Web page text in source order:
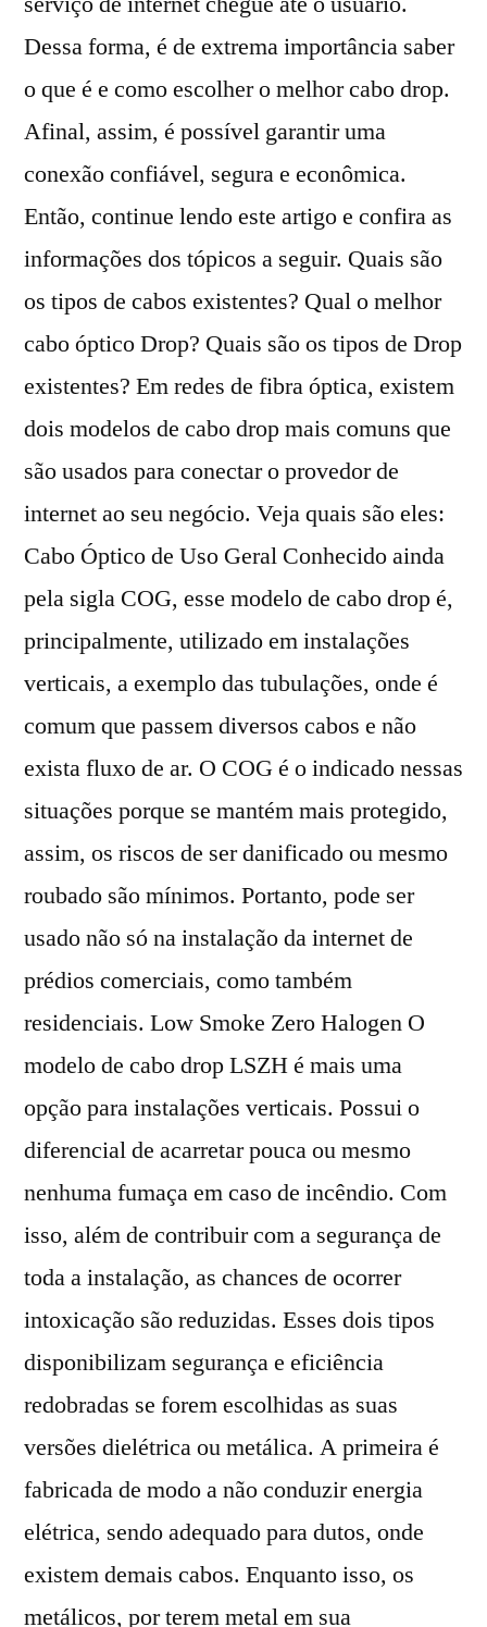
Dessa forma, é de extrema importância saber
o que é e como escolher o melhor cabo drop.
Afinal, assim, é possível garantir uma
conexão confiável, segura e econômica.
Então, continue lendo este artigo e confira as
informações dos tópicos a seguir. Quais são
os tipos de cabos existentes? Qual o melhor
cabo óptico Drop? Quais são os tipos de Drop
existentes? Em redes de fibra óptica, existem
dois modelos de cabo drop mais comuns que
são usados para conectar o provedor de
internet ao seu negócio. Veja quais são eles:
Cabo Óptico de Uso Geral Conhecido ainda
pela sigla COG, esse modelo de cabo drop é,
principalmente, utilizado em instalações
verticais, a exemplo das tubulações, onde é
comum que passem diversos cabos e não
exista fluxo de ar. O COG é o indicado nessas
situações porque se mantém mais protegido,
assim, os riscos de ser danificado ou mesmo
roubado são mínimos. Portanto, pode ser
usado não só na instalação da internet de
prédios comerciais, como também
residenciais. Low Smoke Zero Halogen O
modelo de cabo drop LSZH é mais uma
opção para instalações verticais. Possui o
diferencial de acarretar pouca ou mesmo
nenhuma fumaça em caso de incêndio. Com
isso, além de contribuir com a segurança de
toda a instalação, as chances de ocorrer
intoxicação são reduzidas. Esses dois tipos
disponibilizam segurança e eficiência
redobradas se forem escolhidas as suas
versões dielétrica ou metálica. A primeira é
fabricada de modo a não conduzir energia
elétrica, sendo adequado para dutos, onde
existem demais cabos. Enquanto isso, os
metálicos, por terem metal em sua